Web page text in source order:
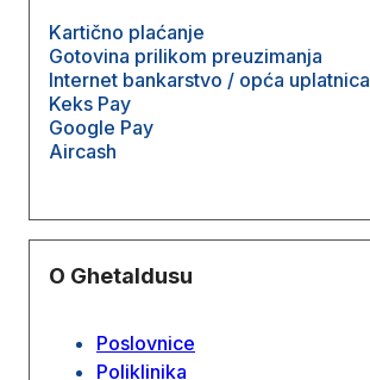
Kartično plaćanje
Gotovina prilikom preuzimanja
Internet bankarstvo / opća uplatnica
Keks Pay
Google Pay
Aircash
O Ghetaldusu
Poslovnice
Poliklinika